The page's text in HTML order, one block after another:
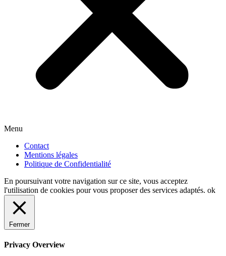
Menu
Contact
Mentions légales
Politique de Confidentialité
En poursuivant votre navigation sur ce site, vous acceptez
l'utilisation de cookies pour vous proposer des services adaptés. ok
Fermer
Privacy Overview